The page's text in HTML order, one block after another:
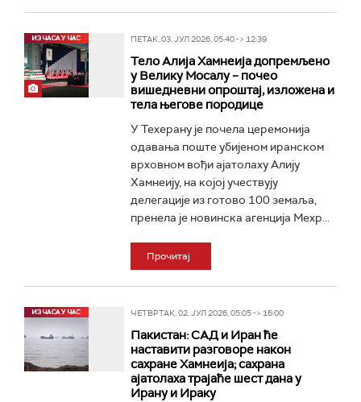
ПЕТАК, 03. ЈУЛ 2026, 05:40 -> 12:39
Тело Алија Хамнеија допремљено
у Велику Мосалу – почео
вишедневни опроштај, изложена и
тела његове породице
У Техерану је почела церемонија
одавања поште убијеном иранском
врховном вођи ајатолаху Алију
Хамнеију, на којој учествују
делегације из готово 100 земаља,
пренела је новинска агенција Мехр...
Прочитај
ЧЕТВРТАК, 02. ЈУЛ 2026, 05:05 -> 16:00
Пакистан: САД и Иран ће
наставити разговоре након
сахране Хамнеија; сахрана
ајатолаха трајаће шест дана у
Ирану и Ираку